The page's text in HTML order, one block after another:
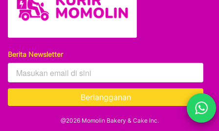
Berita Newsletter
`
Berlangganan
@2026Momolin Bakery & Cake Inc.